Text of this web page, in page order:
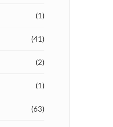
(1)
(41)
(2)
(1)
(63)